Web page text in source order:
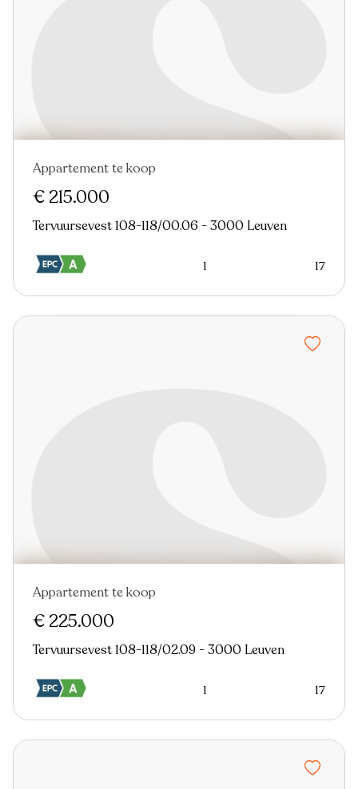
Appartement te koop
€ 215.000
Tervuursevest 108-118/00.06 - 3000 Leuven
1 17
Appartement te koop
€ 225.000
Tervuursevest 108-118/02.09 - 3000 Leuven
1 17